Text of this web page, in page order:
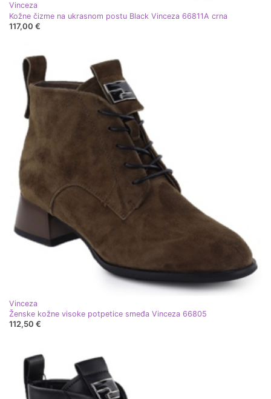
Vinceza
Kožne čizme na ukrasnom postu Black Vinceza 66811A crna
117,00 €
Vinceza
Ženske kožne visoke potpetice smeđa Vinceza 66805
112,50 €